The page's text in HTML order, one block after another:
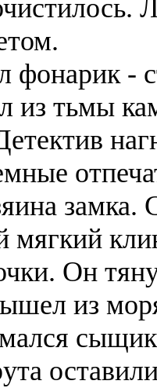
-
из тьмы
мягкий
Он
из